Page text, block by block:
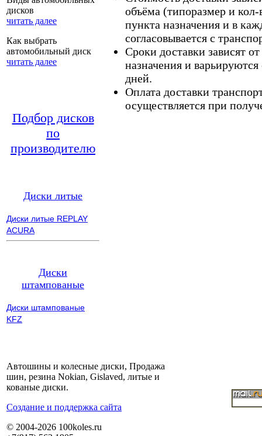
дисков
читать далее
Как выбрать
автомобильный диск
читать далее
Подбор дисков
по
производителю
Диски литые
Диски литые REPLAY
ACURA
Диски
штампованые
Диски штампованые
KFZ
объёма (типоразмер и кол-
пункта назначения и в
согласовывается с
Сроки доставки зависят
назначения и
дней.
Оплата доставки
осуществляется при
Автошины и колесные диски, Продажа
шин, резина Nokian, Gislaved, литые и
кованые диски.
Cоздание и поддержка сайта
© 2004-2026 100koles.ru